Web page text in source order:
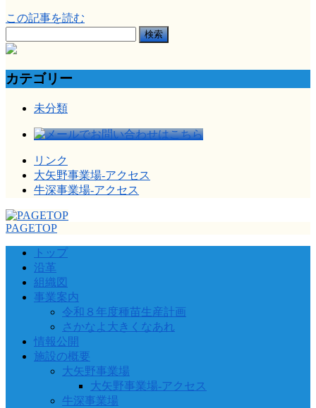
この記事を読む
索:
カテゴリー
未分類
リンク
大矢野事業場-アクセス
牛深事業場-アクセス
PAGETOP
トップ
沿革
組織図
事業案内
令和８年度種苗生産計画
さかなよ大きくなあれ
情報公開
施設の概要
大矢野事業場
大矢野事業場-アクセス
牛深事業場